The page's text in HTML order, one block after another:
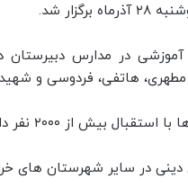
شد.
در مدارس دبیرستان
مطهری، هاتفی، فردوسی و
نفر دانش آموزان در مقاطع متوسطه شرکت کردند.
در سایر شهرستان های